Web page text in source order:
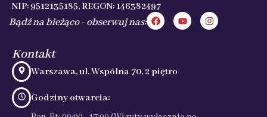
NIP: 9512135185, REGON: 146382497
Bądź na bieżąco - obserwuj nas:
Kontakt
Warszawa, ul. Wspólna 70, 2 piętro
Godziny otwarcia: